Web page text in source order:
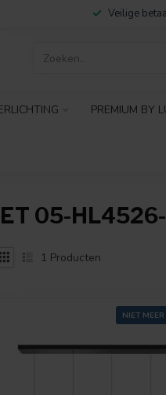
Veilige
PREMIUM BY
05-
1 Producten
NIET